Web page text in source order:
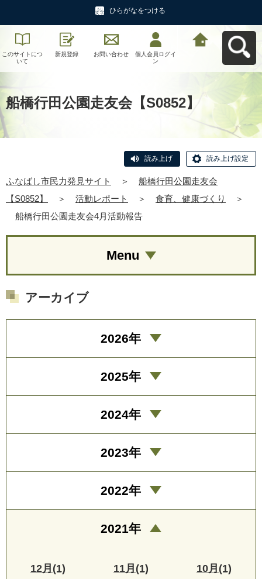
ひらがなをつける
このサイトにつ
いて
新規登録 お問い合わせ
個人会員ログイ
ン
船橋行田公園走友会【S0852】
読み上げ 読み上げ設定
ふなばし市民力発見サイト ＞
船橋行田公園走友会
【S0852】
＞ 活動レポート ＞ 食育、健康づくり
＞
船橋行田公園走友会4月活動報告
Menu
アーカイブ
2026年
2025年
2024年
2023年
2022年
2021年
12月(1) 11月(1) 10月(1)